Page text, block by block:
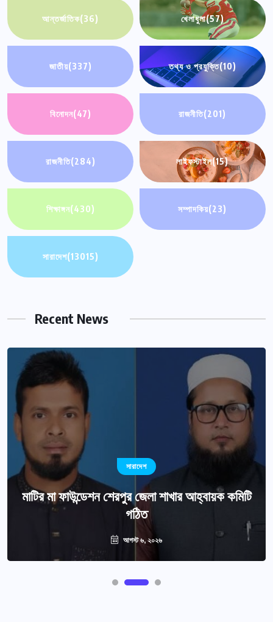
আন্তর্জাতিক(36) খেলাধুলা(57)
জাতীয়(337) তথ্য ও প্রযুক্তি(10)
বিনোদন(47) রাজনীতি(201)
রাজনীতি(284) লাইফস্টাইল(15)
শিক্ষাঙ্গন(430) সম্পাদকিয়(23)
সারাদেশ(13015)
Recent News
সারাদেশ
মাটির মা ফাউন্ডেশন শেরপুর জেলা শাখার আহ্বায়ক কমিটি
গঠিত
আগস্ট ৬, ২০২৬